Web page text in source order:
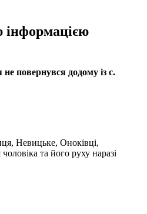
інформацією
не повернувся додому із с.
Невицьке, Оноківці,
та його руху наразі